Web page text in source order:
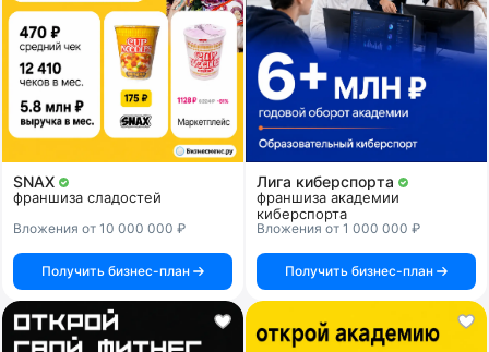
SNAX
франшиза сладостей
Вложения от 10 000 000 ₽
Получить бизнес-план
Лига киберспорта
франшиза академии
киберспорта
Вложения от 1 000 000 ₽
Получить бизнес-план